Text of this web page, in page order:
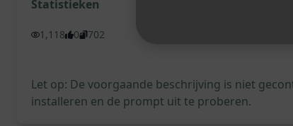
Statistieken
1,118 0 702
Let op: De voorgaande beschrijving is niet
installeren en de prompt uit te proberen.